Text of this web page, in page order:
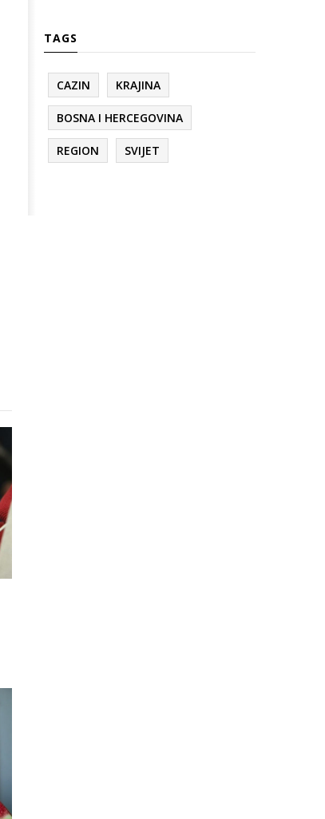
TAGS
CAZIN KRAJINA
BOSNA I HERCEGOVINA
REGION SVIJET